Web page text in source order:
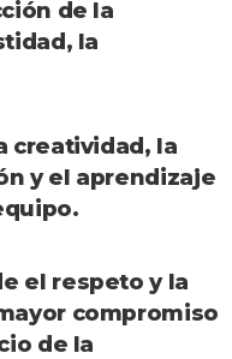
de la
la
creatividad, la
y el aprendizaje
el respeto y la
compromiso
de la